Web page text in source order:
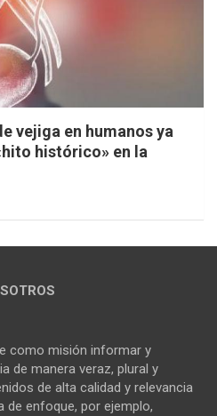
vejiga en humanos ya
histórico» en la
como misión informar y
de manera veraz, plural y
de alta calidad y relevancia
de enfoque, por ejemplo,